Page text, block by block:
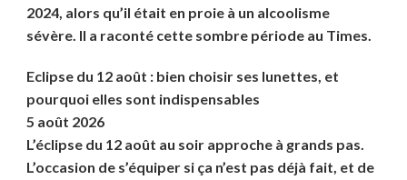
2024, alors qu’il était en proie à un alcoolisme
sévère. Il a raconté cette sombre période au Times.
Eclipse du 12 août : bien choisir ses lunettes, et
pourquoi elles sont indispensables
5 août 2026
L’éclipse du 12 août au soir approche à grands pas.
L’occasion de s’équiper si ça n’est pas déjà fait, et de